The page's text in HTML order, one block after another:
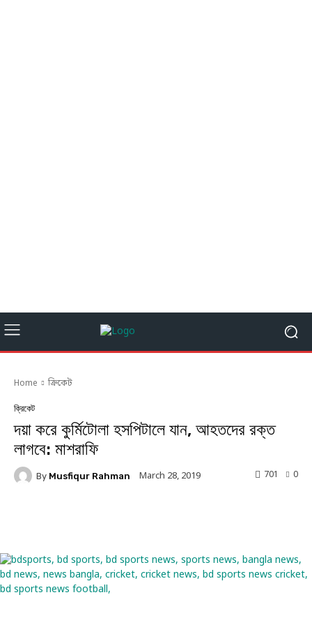
Home ক্রিকেট
ক্রিকেট
দয়া করে কুর্মিটোলা হসপিটালে যান, আহতদের রক্ত
লাগবে: মাশরাফি
By Musfiqur Rahman March 28, 2019 0
701